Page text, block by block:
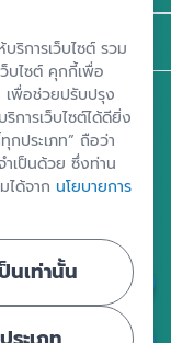
25 - 27 เลขที่ 349
เทพฯ 10900
ริการเว็บไซต์ รวม
บไซต์ คุกกี้เพื่อ
เพื่อช่วยปรับปรุง
การเว็บไซต์ได้ดียิ่ง
ประเภท” ถือว่า
เป็นด้วย ซึ่งท่าน
ได้จาก นโยบายการ
นเท่านั้น